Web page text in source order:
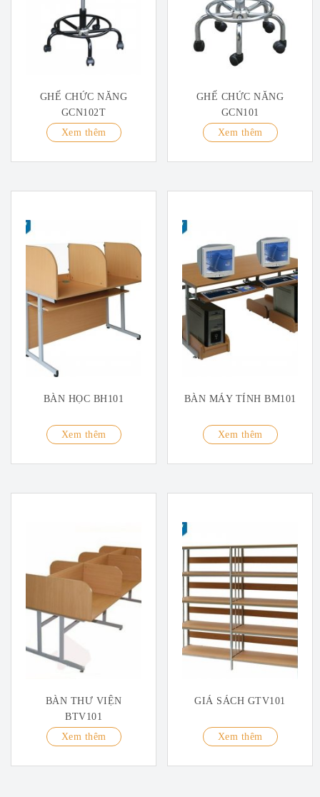
GHẾ CHỨC NĂNG
GCN102T
Xem thêm
GHẾ CHỨC NĂNG
GCN101
Xem thêm
BÀN HỌC BH101
Xem thêm
BÀN MÁY TÍNH BM101
Xem thêm
BÀN THƯ VIỆN
BTV101
Xem thêm
GIÁ SÁCH GTV101
Xem thêm